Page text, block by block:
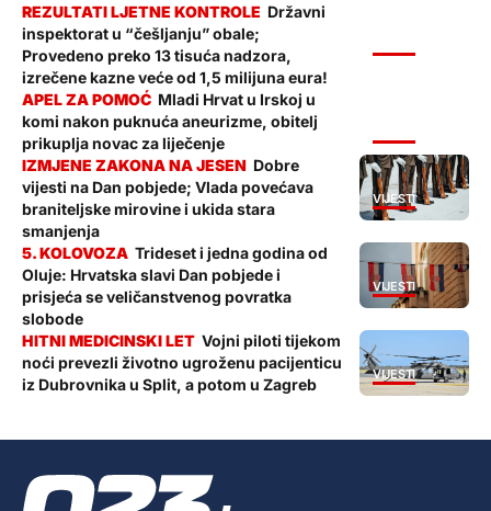
Državni
inspektorat u “češljanju” obale;
Provedeno preko 13 tisuća nadzora,
izrečene kazne veće od 1,5 milijuna eura!
Mladi Hrvat u Irskoj u
komi nakon puknuća aneurizme, obitelj
prikuplja novac za liječenje
VIJESTI
Dobre
vijesti na Dan pobjede; Vlada povećava
braniteljske mirovine i ukida stara
smanjenja
VIJESTI
Trideset i jedna godina od
Oluje: Hrvatska slavi Dan pobjede i
prisjeća se veličanstvenog povratka
slobode
VIJESTI
Vojni piloti tijekom
noći prevezli životno ugroženu pacijenticu
iz Dubrovnika u Split, a potom u Zagreb